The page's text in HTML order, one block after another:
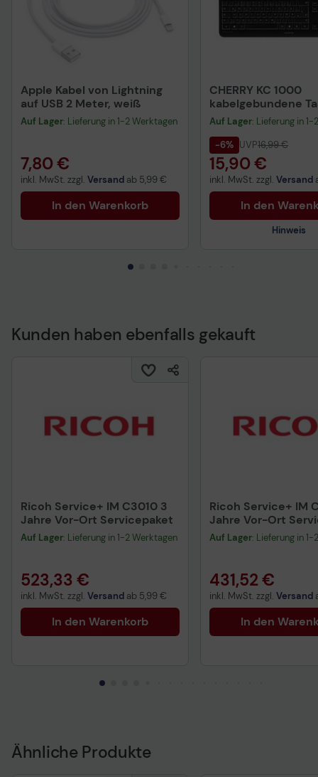
Apple Kabel von Lightning
auf USB 2 Meter, weiß
Auf Lager: Lieferung in 1-2 Werktagen
7,80 €
inkl. MwSt. zzgl. Versand ab 5,99 €
In den Warenkorb
CHERRY KC 1000
kabelgebundene
QWERTZ DE -
Auf Lager: Lieferung in
-6% UVP16,99 €
15,90 €
inkl. MwSt. zzgl. Versand
In den
Hinweis
Technisches
Kunden haben ebenfalls gekauft
Ricoh Service+ IM C3010 3
Jahre Vor-Ort Servicepaket
Auf Lager: Lieferung in 1-2 Werktagen
523,33 €
inkl. MwSt. zzgl. Versand ab 5,99 €
In den Warenkorb
Ricoh Service+ IM
Jahre Vor-Ort
Auf Lager: Lieferung in
431,52 €
inkl. MwSt. zzgl. Versand
In den
Ähnliche Produkte